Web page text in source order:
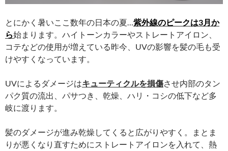
とにかく暑いここ数年の日本の夏…紫外線のピークは3月か
ら始まります。ハイトーンカラーやストレートアイロン、
コテなどの使用が増えている昨今、UVの影響を髪の毛も受
けやすくなっています。
UVによるダメージはキューティクルを損傷させ内部のタン
パク質の流出、パサつき、乾燥、ハリ・コシの低下など多
岐に渡ります。
髪のダメージが進み乾燥してくると広がりやすく。まとま
りが悪くなり直すためにストレートアイロンを入れて、熱